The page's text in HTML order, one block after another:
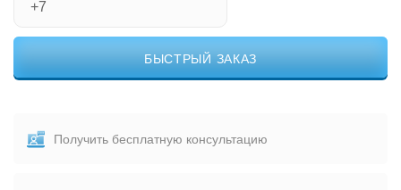
БЫСТРЫЙ ЗАКАЗ
Получить бесплатную консультацию